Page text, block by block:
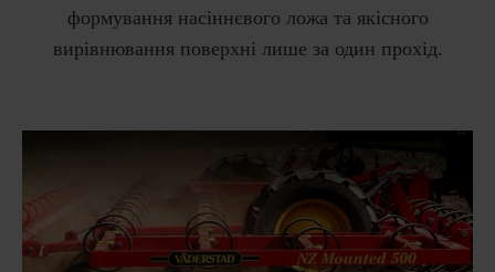
формування насіннєвого ложа та якісного
вирівнювання поверхні лише за один прохід.